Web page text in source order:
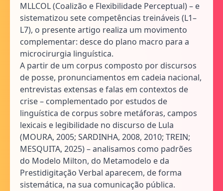
MLLCOL (Coalizão e Flexibilidade Perceptual) – e
sistematizou sete competências treináveis (L1–
L7), o presente artigo realiza um movimento
complementar: desce do plano macro para a
microcirurgia linguística.
A partir de um corpus composto por discursos
de posse, pronunciamentos em cadeia nacional,
entrevistas extensas e falas em contextos de
crise – complementado por estudos de
linguística de corpus sobre metáforas, campos
lexicais e legibilidade no discurso de Lula
(MOURA, 2005; SARDINHA, 2008, 2010; TREIN;
MESQUITA, 2025) – analisamos como padrões
do Modelo Milton, do Metamodelo e da
Prestidigitação Verbal aparecem, de forma
sistemática, na sua comunicação pública.